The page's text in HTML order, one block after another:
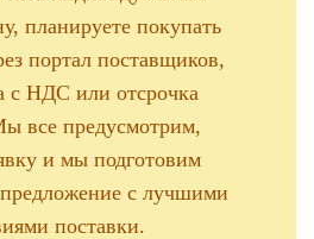
планируете покупать
портал поставщиков,
с НДС или отсрочка
все предусмотрим,
и мы подготовим
с лучшими
поставки.